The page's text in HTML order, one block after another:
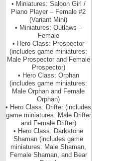
• Miniatures: Saloon Girl /
Piano Player – Female #2
(Variant Mini)
• Miniatures: Outlaws –
Female
• Hero Class: Prospector
(includes game miniatures:
Male Prospector and Female
Prospector)
• Hero Class: Orphan
(includes game miniatures:
Male Orphan and Female
Orphan)
• Hero Class: Drifter (includes
game miniatures: Male Drifter
and Female Drifter)
• Hero Class: Darkstone
Shaman (includes game
miniatures: Male Shaman,
Female Shaman, and Bear